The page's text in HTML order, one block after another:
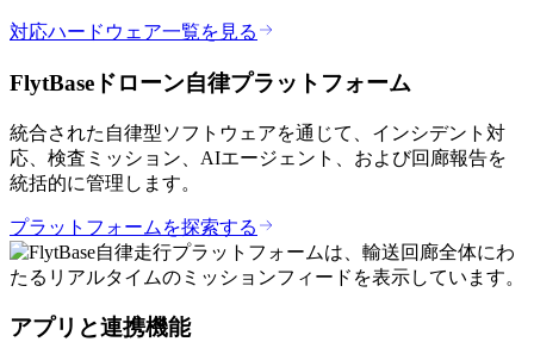
対応ハードウェア一覧を見る
FlytBaseドローン自律プラットフォーム
統合された自律型ソフトウェアを通じて、インシデント対
応、検査ミッション、AIエージェント、および回廊報告を
統括的に管理します。
プラットフォームを探索する
アプリと連携機能